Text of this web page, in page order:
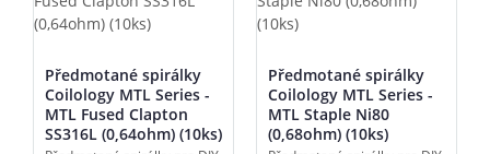
Předmotané spirálky
Coilology MTL Series -
MTL Fused Clapton
SS316L (0,64ohm) (10ks)
Předmotané spirálky
Coilology MTL Series -
MTL Staple Ni80
(0,68ohm) (10ks)